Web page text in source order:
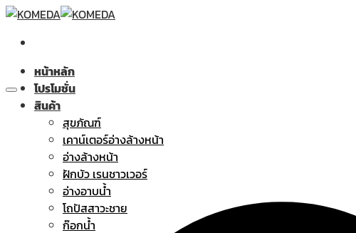
Skip
content
หน้าหลัก
โปรโมชั่น
สินค้า
สุขภัณฑ์
เคาน์เตอร์อ่างล้างหน้า
อ่างล้างหน้า
ฝักบัว เรนชาวเวอร์
อ่างอาบน้ำ
โถปัสสาวะชาย
ก๊อกน้ำ